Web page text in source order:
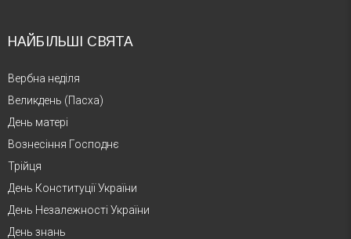
НАЙБІЛЬШІ СВЯТА
Вербна неділя
Великдень (Пасха)
День матері
Вознесіння Господнє
Трійця
День Конституції України
День Незалежності України
День знань